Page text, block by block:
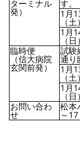
ターミナル
発）
す
1月
（
1月
（
臨時便
（信大病院
玄関前発）
試験
通り
1月
（
1月
（
お問い合わ
せ
松
～17